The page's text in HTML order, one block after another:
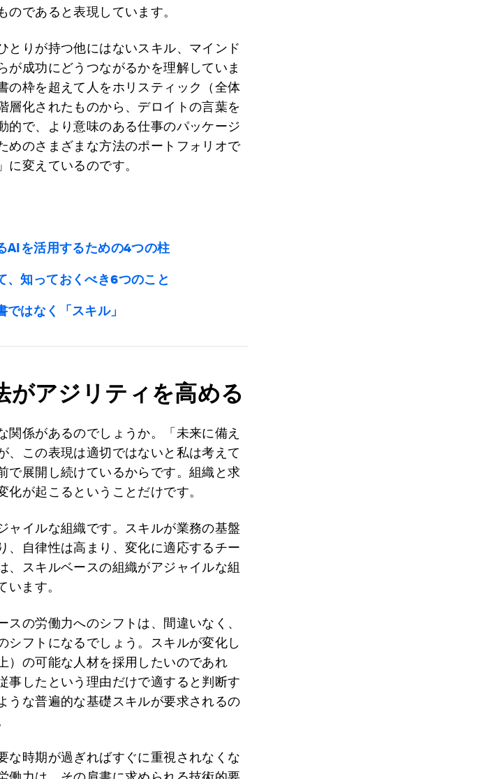
であると表現しています。
とりが持つ他にはないスキル、マインド
が成功にどうつながるかを理解していま
の枠を超えて人をホリスティック（全体
層化されたものから、デロイトの言葉を
的で、より意味のある仕事のパッケージ
めのさまざまな方法のポートフォリオで
変えているのです。
AIを活用するための4つの柱
、知っておくべき6つのこと
はなく「スキル」
がアジリティを高める
関係があるのでしょうか。「未来に備え
、この表現は適切ではないと私は考えて
で展開し続けているからです。組織と求
が起こるということだけです。
ャイルな組織です。スキルが業務の基盤
、自律性は高まり、変化に適応するチー
、スキルベースの組織がアジャイルな組
います。
の労働力へのシフトは、間違いなく、
シフトになるでしょう。スキルが変化し
）の可能な人材を採用したいのであれ
事したという理由だけで適すると判断す
うな普遍的な基礎スキルが要求されるの
な時期が過ぎればすぐに重視されなくな